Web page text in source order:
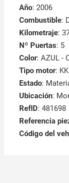
Año: 2006
Combustible:
Kilometraje:
Nº Puertas: 5
Color: AZUL -
Tipo motor:
Estado:
Ubicación:
RefID: 481698
Referencia
Código del